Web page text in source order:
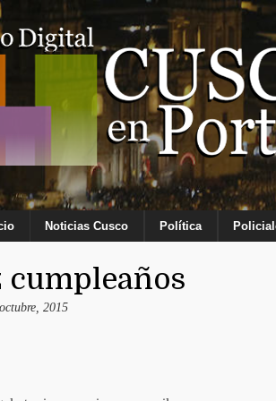
Noticias Cusco Política
cumpleaños
2015